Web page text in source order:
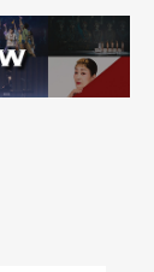
作，為Cut
表地持續